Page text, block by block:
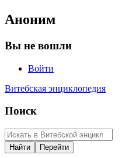
Аноним
Вы не вошли
Войти
Витебская энциклопедия
Поиск